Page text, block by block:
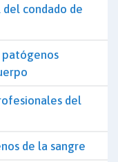
condado de
patógenos
del
de la sangre